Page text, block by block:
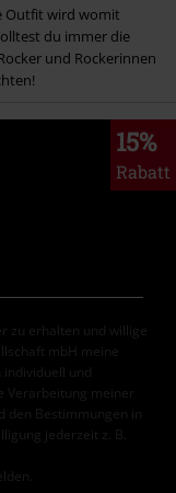
Outfit wird womit
du immer die
und Rockerinnen
15%
Rabatt
zu erhalten und willige
mbH meine
und
Verarbeitung meiner
Bestimmungen in
jederzeit z. B.